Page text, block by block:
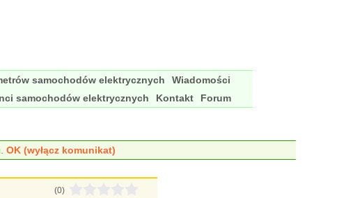
samochodów elektrycznych
Wiadomości
samochodów elektrycznych Kontakt Forum
OK (wyłącz komunikat)
(0)